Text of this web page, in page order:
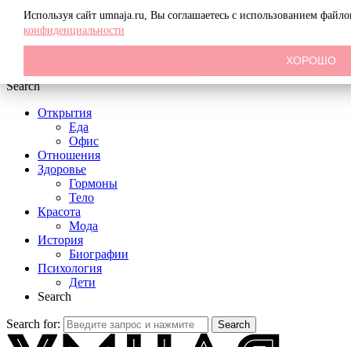
Menu
Search
Открытия
Еда
Офис
Отношения
Здоровье
Гормоны
Тело
Красота
Мода
История
Биографии
Психология
Дети
Search
Search for: Search
Используя сайт umnaja.ru, Вы соглашаетесь с использованием
конфиденциальности
ХОРОШО